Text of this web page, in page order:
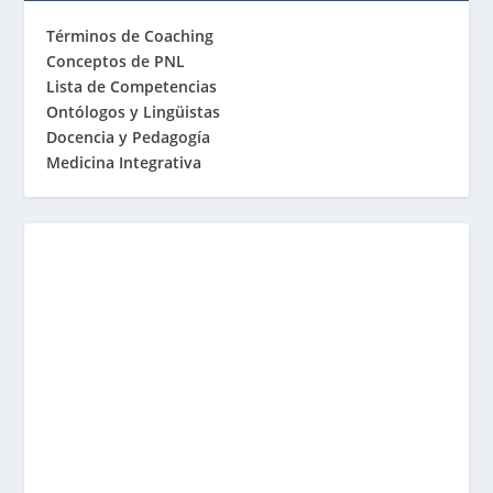
Términos de Coaching
Conceptos de PNL
Lista de Competencias
Ontólogos y Lingüistas
Docencia y Pedagogía
Medicina Integrativa